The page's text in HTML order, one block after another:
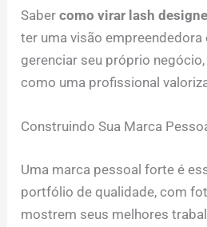
Sabercomo virar lash
ter uma visão empreendedora
gerenciar seu próprio
como uma profissional
Construindo Sua Marca
Uma marca pessoal forte é
portfólio de qualidade, com
mostrem seus melhores